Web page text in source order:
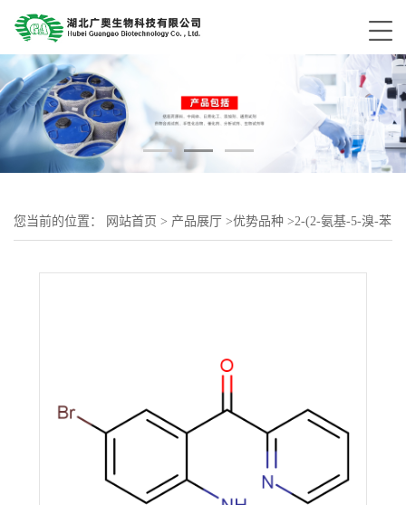
您当前的位置： 网站首页 > 产品展厅 >优势品种 >2-(2-氨基-5-溴-苯